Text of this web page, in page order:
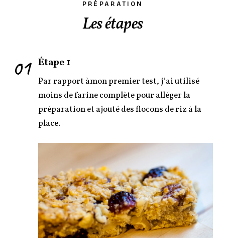
PRÉPARATION
Les étapes
01 Étape 1
Par rapport àmon premier test, j’ai utilisé
moins de farine complète pour alléger la
préparation et ajouté des flocons de riz à la
place.